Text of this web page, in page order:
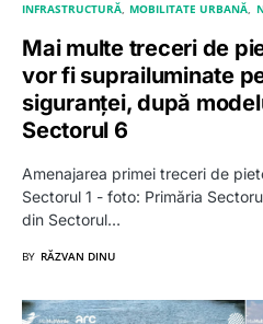
INFRASTRUCTURĂ MOBILITATE URBANĂ
Mai multe treceri de
vor fi suprailuminate
siguranței, după
Sectorul 6
Amenajarea primei treceri de
Sectorul 1 - foto: Primăria
din Sectorul…
BY RĂZVAN DINU